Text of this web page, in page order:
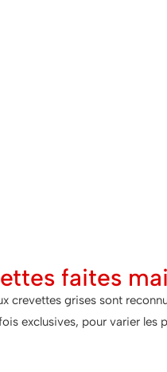
faites
crevettes grises sont
exclusives, pour varier les